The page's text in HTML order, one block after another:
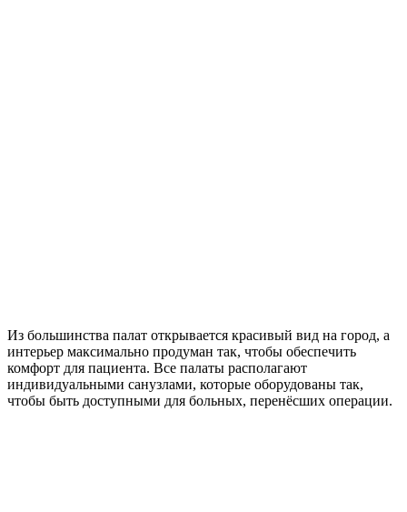
Из большинства палат открывается красивый вид на город, а
интерьер максимально продуман так, чтобы обеспечить
комфорт для пациента. Все палаты располагают
индивидуальными санузлами, которые оборудованы так,
чтобы быть доступными для больных, перенёсших операции.